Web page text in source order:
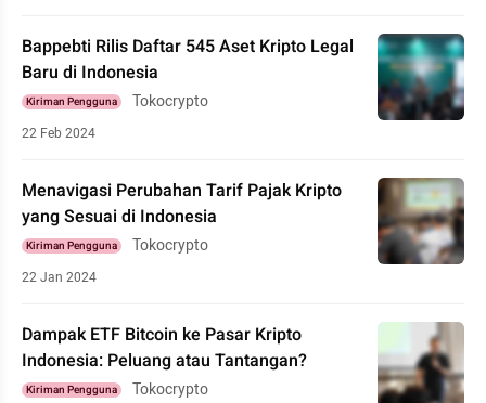
Bappebti Rilis Daftar 545 Aset Kripto Legal
Baru di Indonesia
Kiriman Pengguna Tokocrypto
22 Feb 2024
Menavigasi Perubahan Tarif Pajak Kripto
yang Sesuai di Indonesia
Kiriman Pengguna Tokocrypto
22 Jan 2024
Dampak ETF Bitcoin ke Pasar Kripto
Indonesia: Peluang atau Tantangan?
Kiriman Pengguna Tokocrypto